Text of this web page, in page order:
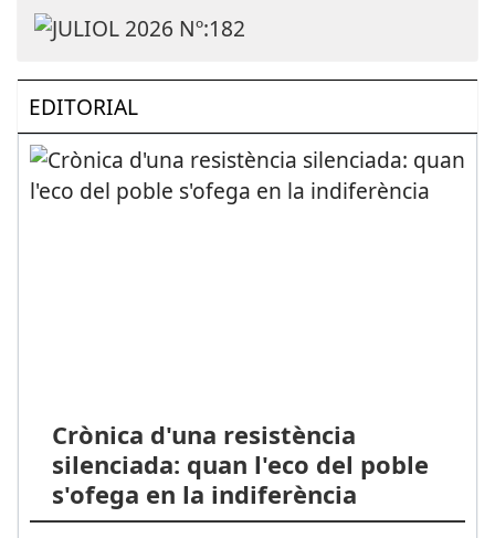
EDITORIAL
Crònica d'una resistència
silenciada: quan l'eco del poble
s'ofega en la indiferència